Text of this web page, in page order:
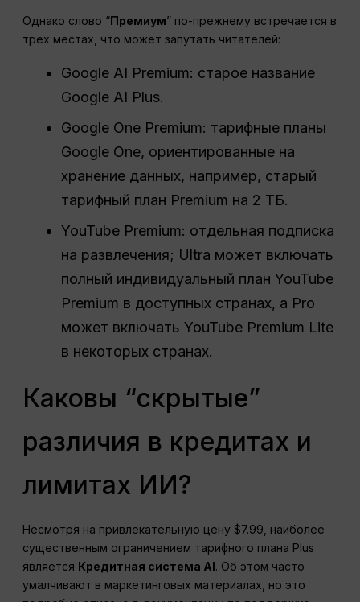
Однако слово “Премиум” по-прежнему встречается в
трех местах, что может запутать читателей:
Google AI Premium: старое название
Google AI Plus.
Google One Premium: тарифные планы
Google One, ориентированные на
хранение данных, например, старый
тарифный план Premium на 2 ТБ.
YouTube Premium: отдельная подписка
на развлечения; Ultra может включать
полный индивидуальный план YouTube
Premium в доступных странах, а Pro
может включать YouTube Premium Lite
в некоторых странах.
Каковы “скрытые”
различия в кредитах и
лимитах ИИ?
Несмотря на привлекательную цену $7.99, наиболее
существенным ограничением тарифного плана Plus
является Кредитная система AI. Об этом часто
умалчивают в маркетинговых материалах, но это